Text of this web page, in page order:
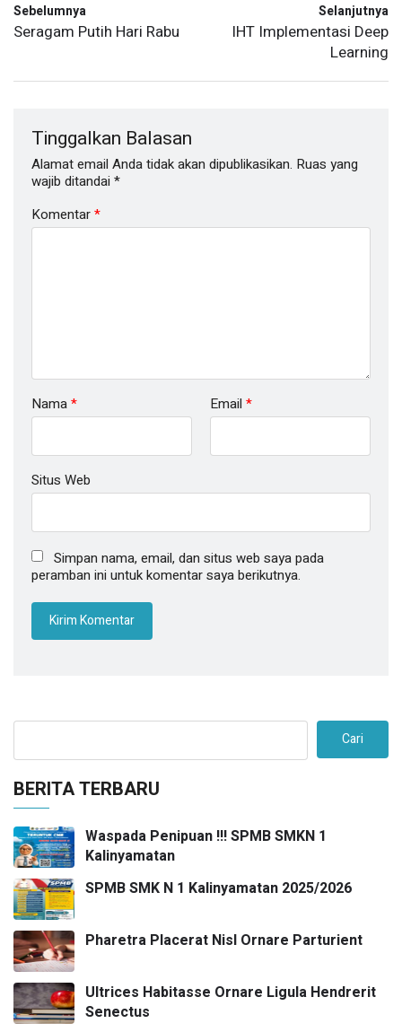
Sebelumnya
Seragam Putih Hari Rabu
Selanjutnya
IHT Implementasi Deep
Learning
Tinggalkan Balasan
Alamat email Anda tidak akan dipublikasikan. Ruas yang
wajib ditandai *
Komentar*
Nama* Email *
Situs Web
Simpan nama, email, dan situs web saya pada
peramban ini untuk komentar saya berikutnya.
Cari
BERITA TERBARU
Waspada Penipuan !!! SPMB SMKN 1
Kalinyamatan
SPMB SMK N 1 Kalinyamatan 2025/2026
Pharetra Placerat Nisl Ornare Parturient
Ultrices Habitasse Ornare Ligula Hendrerit
Senectus